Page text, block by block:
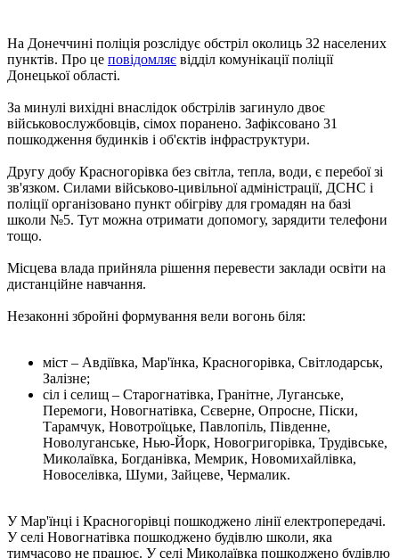
На Донеччині поліція розслідує обстріл околиць 32 населених
пунктів. Про це повідомляє відділ комунікації поліції
Донецької області.
За минулі вихідні внаслідок обстрілів загинуло двоє
військовослужбовців, сімох поранено. Зафіксовано 31
пошкодження будинків і об'єктів інфраструктури.
Другу добу Красногорівка без світла, тепла, води, є перебої зі
зв'язком. Силами військово-цивільної адміністрації, ДСНС і
поліції організовано пункт обігріву для громадян на базі
школи №5. Тут можна отримати допомогу, зарядити телефони
тощо.
Місцева влада прийняла рішення перевести заклади освіти на
дистанційне навчання.
Незаконні збройні формування вели вогонь біля:
міст – Авдіївка, Мар'їнка, Красногорівка, Світлодарськ,
Залізне;
сіл і селищ – Старогнатівка, Гранітне, Луганське,
Перемоги, Новогнатівка, Сєверне, Опросне, Піски,
Тарамчук, Новотроїцьке, Павлопіль, Південне,
Новолуганське, Нью-Йорк, Новогригорівка, Трудівське,
Миколаївка, Богданівка, Мемрик, Новомихайлівка,
Новоселівка, Шуми, Зайцеве, Чермалик.
У Мар'їнці і Красногорівці пошкоджено лінії електропередачі.
У селі Новогнатівка пошкоджено будівлю школи, яка
тимчасово не працює. У селі Миколаївка пошкоджено будівлю